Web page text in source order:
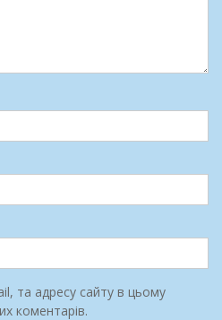
та адресу сайту в цьому
коментарів.